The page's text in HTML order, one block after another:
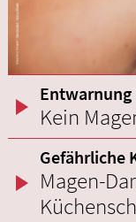
Kein
Gefährliche
Magen-